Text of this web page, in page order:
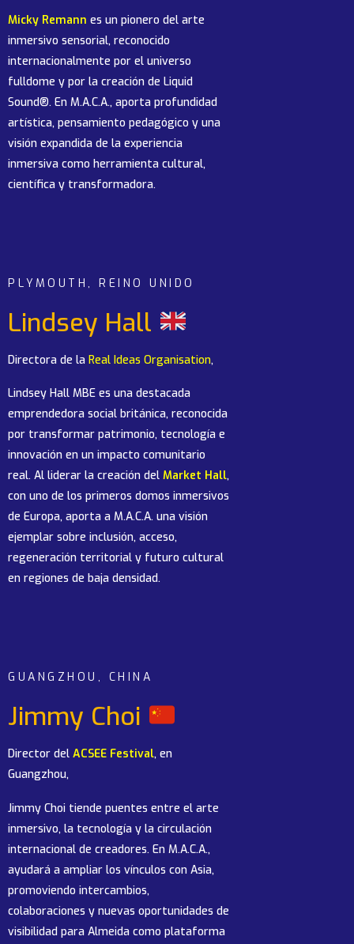
Micky Remann es un pionero del arte
inmersivo sensorial, reconocido
internacionalmente por el universo
fulldome y por la creación de Liquid
Sound®. En M.A.C.A., aporta profundidad
artística, pensamiento pedagógico y una
visión expandida de la experiencia
inmersiva como herramienta cultural,
científica y transformadora.
PLYMOUTH, REINO UNIDO
Lindsey Hall
Directora de la Real Ideas Organisation,
Lindsey Hall MBE es una destacada
emprendedora social británica, reconocida
por transformar patrimonio, tecnología e
innovación en un impacto comunitario
real. Al liderar la creación del Market Hall,
con uno de los primeros domos inmersivos
de Europa, aporta a M.A.C.A. una visión
ejemplar sobre inclusión, acceso,
regeneración territorial y futuro cultural
en regiones de baja densidad.
GUANGZHOU, CHINA
Jimmy Choi
Director del ACSEE Festival, en
Guangzhou,
Jimmy Choi tiende puentes entre el arte
inmersivo, la tecnología y la circulación
internacional de creadores. En M.A.C.A.,
ayudará a ampliar los vínculos con Asia,
promoviendo intercambios,
colaboraciones y nuevas oportunidades de
visibilidad para Almeida como plataforma